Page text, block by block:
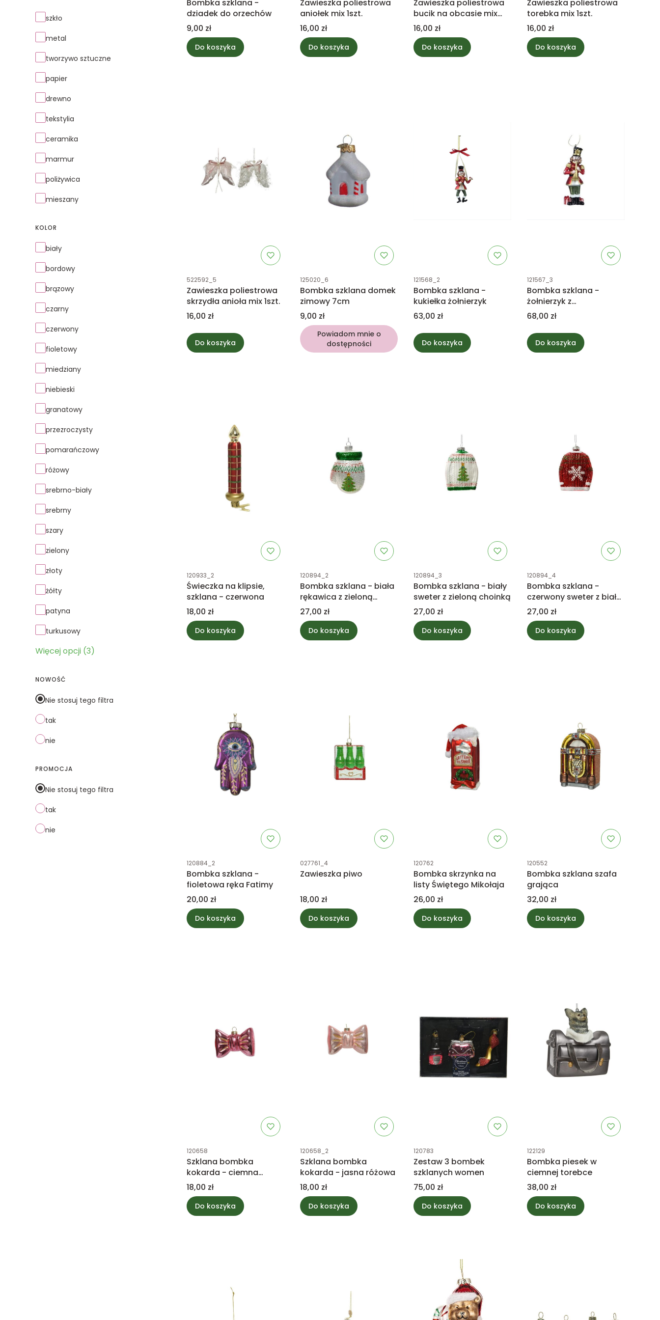
Materiał
szkło
metal
tworzywo sztuczne
papier
drewno
tekstylia
ceramika
marmur
poliżywica
mieszany
KOLOR
Kolor
biały
bordowy
brązowy
czarny
czerwony
fioletowy
miedziany
niebieski
granatowy
przezroczysty
pomarańczowy
różowy
srebrno-biały
srebrny
szary
zielony
złoty
żółty
patyna
turkusowy
Więcej opcji (3)
NOWOŚĆ
Nie stosuj tego filtra
tak
nie
PROMOCJA
Nie stosuj tego filtra
tak
nie
Bombka szklana -
dziadek do orzechów
Cena
9,00 zł
Do koszyka
Zawieszka poliestrowa
aniołek mix 1szt.
Cena
16,00 zł
Do koszyka
Zawieszka poliestrowa
bucik na obcasie mix
1szt.
Cena
16,00 zł
Do koszyka
Zawieszka poliestrowa
torebka mix 1szt.
Cena
16,00 zł
Do koszyka
Kod produktu
522592_5
Zawieszka poliestrowa
skrzydła anioła mix 1szt.
Cena
16,00 zł
Do koszyka
Kod produktu
125020_6
Bombka szklana domek
zimowy 7cm
Cena
9,00 zł
Powiadom mnie o
dostępności
Kod produktu
121568_2
Bombka szklana -
kukiełka żołnierzyk
Cena
63,00 zł
Do koszyka
Kod produktu
121567_3
Bombka szklana -
żołnierzyk z
instrumentem
Cena
68,00 zł
Do koszyka
Kod produktu
120933_2
Świeczka na klipsie,
szklana - czerwona
Cena
18,00 zł
Do koszyka
Kod produktu
120894_2
Bombka szklana - biała
rękawica z zieloną
choinką
Cena
27,00 zł
Do koszyka
Kod produktu
120894_3
Bombka szklana - biały
sweter z zieloną choinką
Cena
27,00 zł
Do koszyka
Kod produktu
120894_4
Bombka szklana -
czerwony sweter z białą
śnieżynką
Cena
27,00 zł
Do koszyka
Kod produktu
120884_2
Bombka szklana -
fioletowa ręka Fatimy
Cena
20,00 zł
Do koszyka
Kod produktu
027761_4
Zawieszka piwo
Cena
18,00 zł
Do koszyka
Kod produktu
120762
Bombka skrzynka na
listy Świętego Mikołaja
Cena
26,00 zł
Do koszyka
Kod produktu
120552
Bombka szklana szafa
grająca
Cena
32,00 zł
Do koszyka
Kod produktu
120658
Szklana bombka
kokarda - ciemna
różowa
Cena
18,00 zł
Do koszyka
Kod produktu
120658_2
Szklana bombka
kokarda - jasna różowa
Cena
18,00 zł
Do koszyka
Kod produktu
120783
Zestaw 3 bombek
szklanych women
Cena
75,00 zł
Do koszyka
Kod produktu
122129
Bombka piesek w
ciemnej torebce
Cena
38,00 zł
Do koszyka